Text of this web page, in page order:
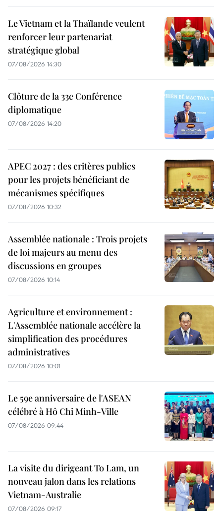
Le Vietnam et la Thaïlande veulent
renforcer leur partenariat
stratégique global
07/08/2026 14:30
Clôture de la 33e Conférence
diplomatique
07/08/2026 14:20
APEC 2027 : des critères publics
pour les projets bénéficiant de
mécanismes spécifiques
07/08/2026 10:32
Assemblée nationale : Trois projets
de loi majeurs au menu des
discussions en groupes
07/08/2026 10:14
Agriculture et environnement :
L'Assemblée nationale accélère la
simplification des procédures
administratives
07/08/2026 10:01
Le 59e anniversaire de l'ASEAN
célébré à Hô Chi Minh-Ville
07/08/2026 09:44
La visite du dirigeant To Lam, un
nouveau jalon dans les relations
Vietnam-Australie
07/08/2026 09:17